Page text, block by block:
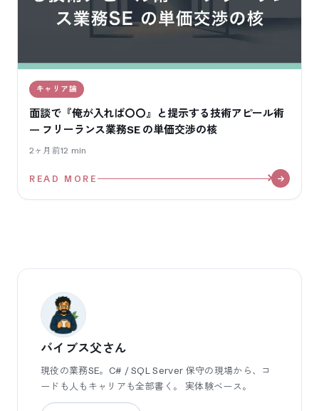
キャリア論
面談で『俺が入れば〇〇』と提示する技術アピール術
— フリーランス業務SE の単価交渉の核
2ヶ月前12 min
READ MORE
バイブス父さん
現役の業務SE。C# / SQL Server 保守の現場から、コ
ードも人もキャリアも全部書く。 実体験ベース。